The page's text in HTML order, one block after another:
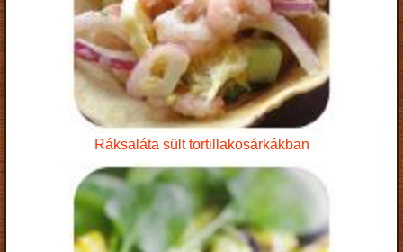
Ráksaláta sült tortillakosárkákban